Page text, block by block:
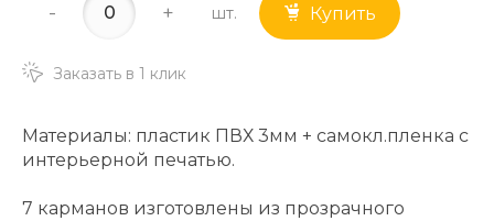
- + шт. Купить
Заказать в 1 клик
Материалы: пластик ПВХ 3мм + самокл.пленка с
интерьерной печатью.
7 карманов изготовлены из прозрачного